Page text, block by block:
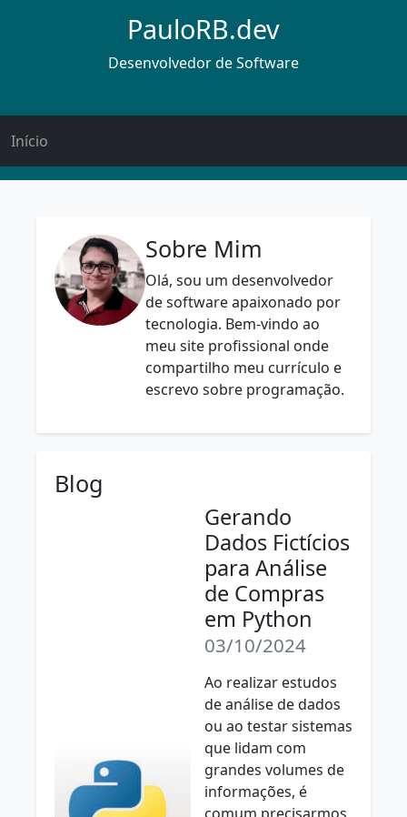
PauloRB.dev
Desenvolvedor de Software
Início
Sobre Mim
Olá, sou um desenvolvedor
de software apaixonado por
tecnologia. Bem-vindo ao
meu site profissional onde
compartilho meu currículo e
escrevo sobre programação.
Blog
Gerando
Dados Fictícios
para Análise
de Compras
em Python
03/10/2024
Ao realizar estudos
de análise de dados
ou ao testar sistemas
que lidam com
grandes volumes de
informações, é